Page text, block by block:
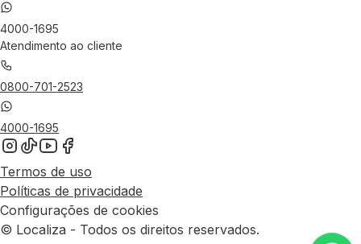
4000-1695
Atendimento ao cliente
0800-701-2523
4000-1695
Termos de uso
Políticas de privacidade
Configurações de cookies
© Localiza - Todos os direitos reservados.